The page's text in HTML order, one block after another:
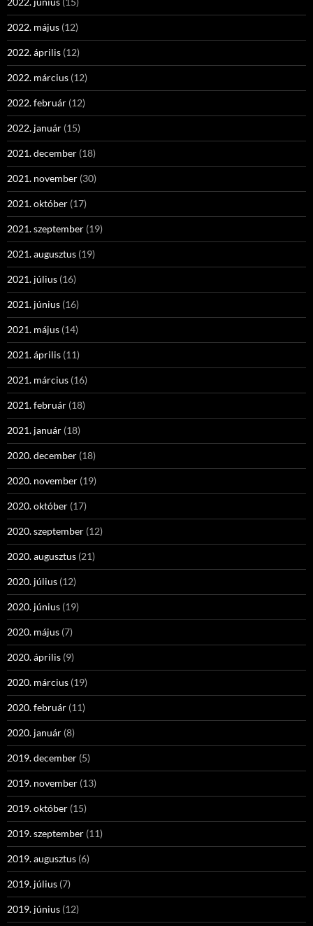
2022. május (12)
2022. április (12)
2022. március (12)
2022. február (12)
2022. január (15)
2021. december (18)
2021. november (30)
2021. október (17)
2021. szeptember (19)
2021. augusztus (19)
2021. július (16)
2021. június (16)
2021. május (14)
2021. április (11)
2021. március (16)
2021. február (18)
2021. január (18)
2020. december (18)
2020. november (19)
2020. október (17)
2020. szeptember (12)
2020. augusztus (21)
2020. július (12)
2020. június (19)
2020. május (7)
2020. április (9)
2020. március (19)
2020. február (11)
2020. január (8)
2019. december (5)
2019. november (13)
2019. október (15)
2019. szeptember (11)
2019. augusztus (6)
2019. július (7)
2019. június (12)